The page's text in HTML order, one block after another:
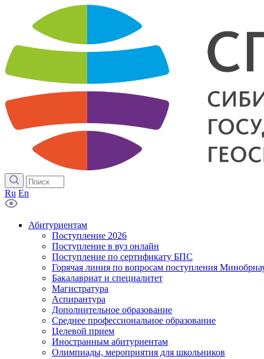
Ru En
Абитуриентам
Поступление 2026
Поступление в вуз онлайн
Поступление по сертификату БПС
Горячая линия по вопросам поступления
Бакалавриат и специалитет
Магистратура
Аспирантура
Дополнительное образование
Среднее профессиональное образование
Целевой прием
Иностранным абитуриентам
Олимпиады, мероприятия для школьников